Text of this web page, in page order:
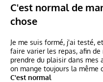
C'est normal de
chose
Je me suis formé, j'ai testé,
faire varier les repas, afin
prendre du plaisir dans mes
on mange toujours la même
C'est normal